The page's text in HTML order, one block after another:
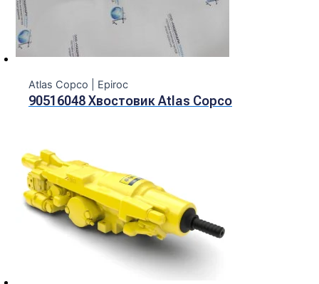
Atlas Copco | Epiroc
90516048 Хвостовик Atlas Copco